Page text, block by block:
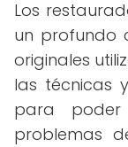
Los
un profundo
originales
las técnicas
para
problemas